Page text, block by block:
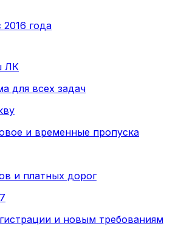
2016 года
ЛК
для всех задач
и временные пропуска
и платных дорог
и новым требованиям